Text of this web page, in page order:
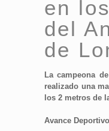
en
del
de
La campeona
realizado una
los 2 metros de
Avance Deportivo